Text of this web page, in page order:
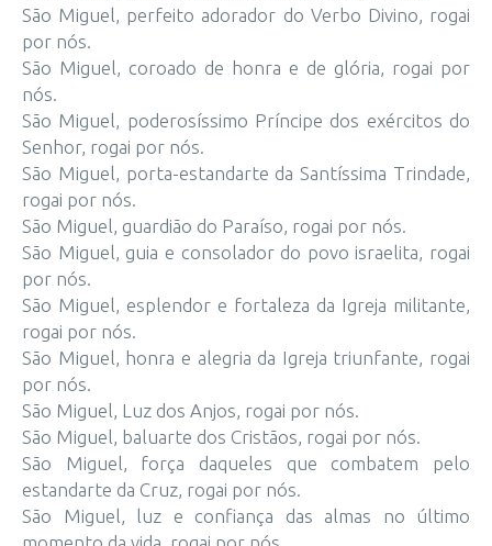
São Miguel, perfeito adorador do Verbo Divino, rogai
por nós.
São Miguel, coroado de honra e de glória, rogai por
nós.
São Miguel, poderosíssimo Príncipe dos exércitos do
Senhor, rogai por nós.
São Miguel, porta-estandarte da Santíssima Trindade,
rogai por nós.
São Miguel, guardião do Paraíso, rogai por nós.
São Miguel, guia e consolador do povo israelita, rogai
por nós.
São Miguel, esplendor e fortaleza da Igreja militante,
rogai por nós.
São Miguel, honra e alegria da Igreja triunfante, rogai
por nós.
São Miguel, Luz dos Anjos, rogai por nós.
São Miguel, baluarte dos Cristãos, rogai por nós.
São Miguel, força daqueles que combatem pelo
estandarte da Cruz, rogai por nós.
São Miguel, luz e confiança das almas no último